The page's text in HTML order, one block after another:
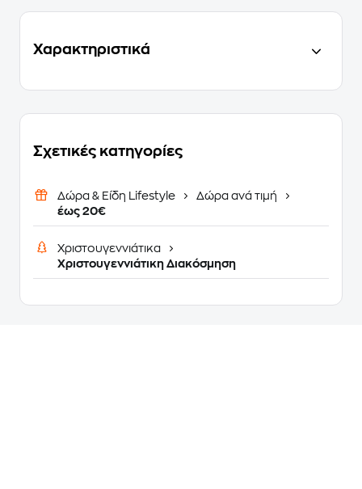
Χαρακτηριστικά
Σχετικές κατηγορίες
Δώρα & Είδη Lifestyle
Δώρα ανά τιμή
έως 20€
Χριστουγεννιάτικα
Χριστουγεννιάτικη Διακόσμηση